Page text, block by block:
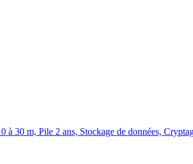
30 m, Pile 2 ans, Stockage de données,